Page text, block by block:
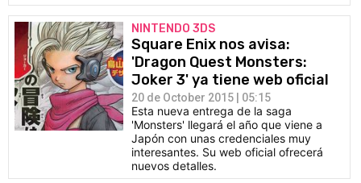
NINTENDO 3DS
Square Enix nos avisa:
'Dragon Quest Monsters:
Joker 3' ya tiene web oficial
20 de October 2015 | 05:15
Esta nueva entrega de la saga
'Monsters' llegará el año que viene a
Japón con unas credenciales muy
interesantes. Su web oficial ofrecerá
nuevos detalles.